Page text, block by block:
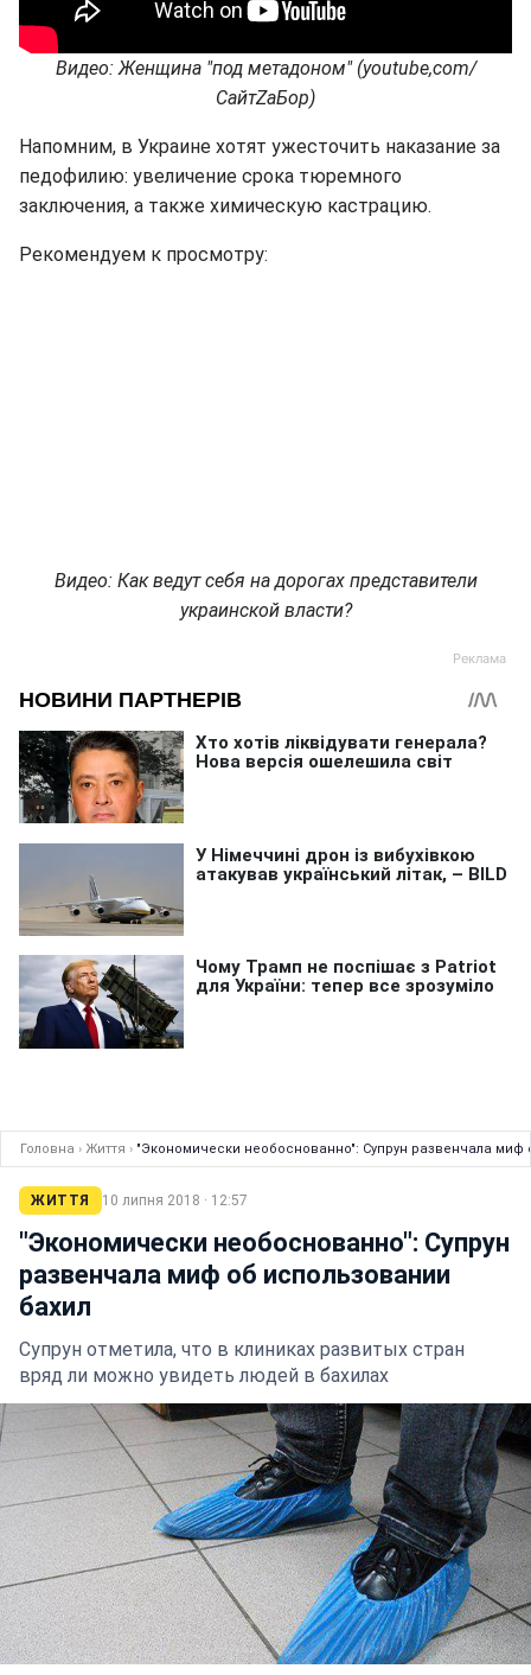
Видео: Женщина "под метадоном" (youtube,com/
СайтZаБор)
Напомним, в Украине хотят ужесточить наказание за
педофилию: увеличение срока тюремного
заключения, а также химическую кастрацию.
Рекомендуем к просмотру:
Видео: Как ведут себя на дорогах представители
украинской власти?
Головна › Життя › "Экономически необоснованно": Супрун развенчала миф
ЖИТТЯ 10 липня 2018 · 12:57
"Экономически необоснованно": Супрун
развенчала миф об использовании
бахил
Супрун отметила, что в клиниках развитых стран
вряд ли можно увидеть людей в бахилах